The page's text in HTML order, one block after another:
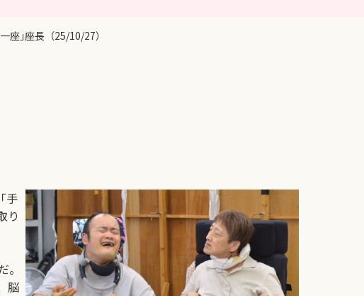
座｣座長（25/10/27）
手
り
脳